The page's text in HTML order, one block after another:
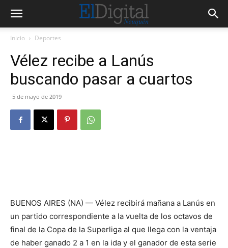
Inicio Deportes
Vélez recibe a Lanús
buscando pasar a cuartos
5 de mayo de 2019
BUENOS AIRES (NA) — Vélez recibirá mañana a Lanús en
un partido correspondiente a la vuelta de los octavos de
final de la Copa de la Superliga al que llega con la ventaja
de haber ganado 2 a 1 en la ida y el ganador de esta serie